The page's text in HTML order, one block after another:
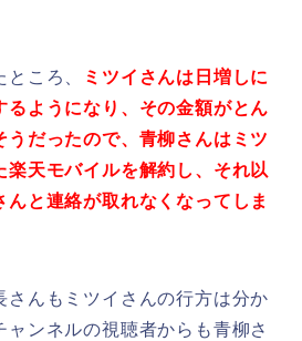
ころ、
ミツイさんは日増しに
るようになり、その金額がとん
うだったので、青柳さんはミツ
楽天モバイルを解約し、それ以
んと連絡が取れなくなってしま
さんもミツイさんの行方は分か
ャンネルの視聴者からも青柳さ